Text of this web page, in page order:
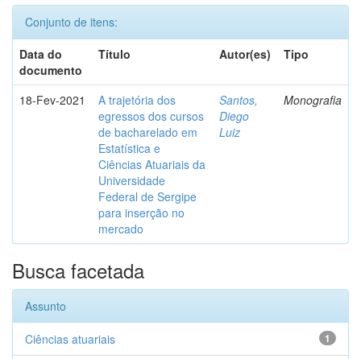
Conjunto de itens:
Data do
documento
Título Autor(es) Tipo
18-Fev-2021
A trajetória dos
egressos dos cursos
de bacharelado em
Estatística e
Ciências Atuariais da
Universidade
Federal de Sergipe
para inserção no
mercado
Santos,
Diego
Luiz
Monografia
Busca facetada
Assunto
1
Ciências atuariais